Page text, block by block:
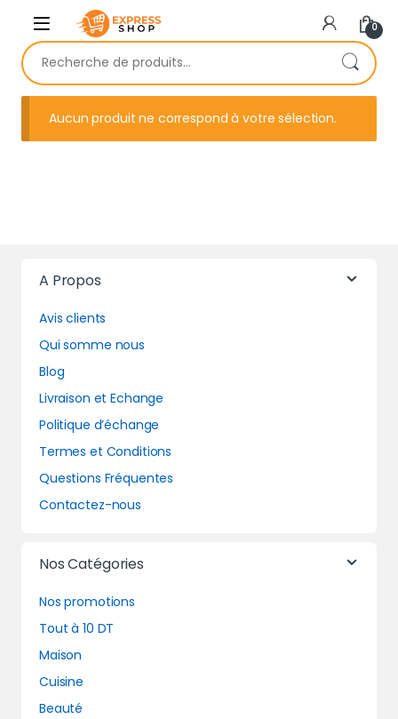
Skip to navigation
Skip to content
0
Recherche pour :
Aucun produit ne correspond à votre sélection.
A Propos
Avis clients
Qui somme nous
Blog
Livraison et Echange
Politique d’échange
Termes et Conditions
Questions Fréquentes
Contactez-nous
Nos Catégories
Nos promotions
Tout à 10 DT
Maison
Cuisine
Beauté